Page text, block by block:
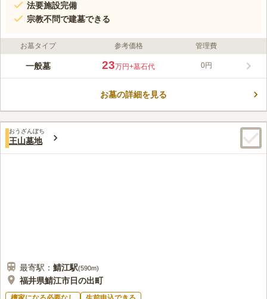
法要施設完備
宗教不問で建墓できる
お墓タイプ 参考価格 管理費
一般墓 23万円+墓石代 0円
お墓の詳細を見る
おうざんぼち
王山墓地
最寄駅： 鯖江駅(590m)
福井県鯖江市日の出町